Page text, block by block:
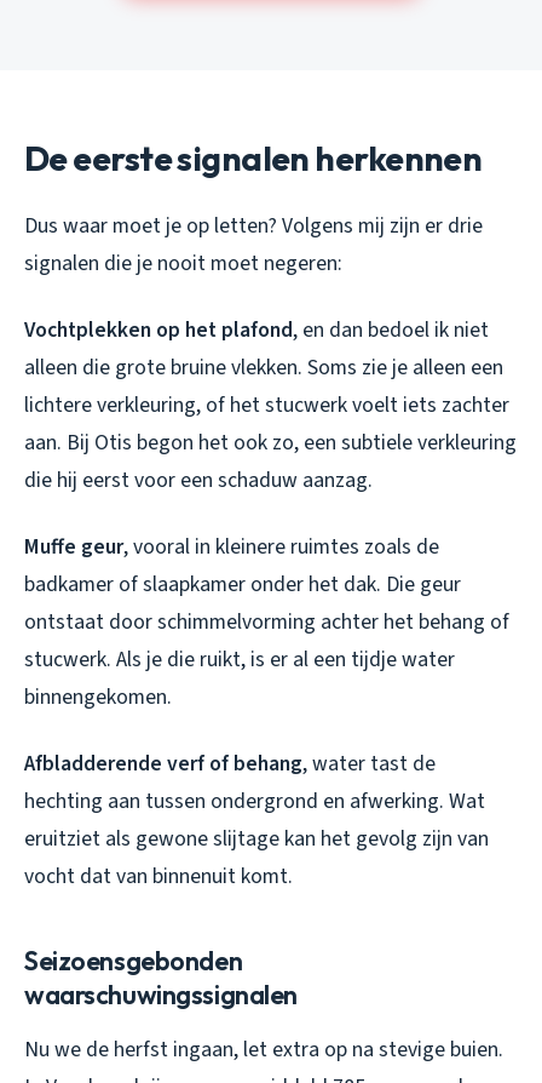
De eerste signalen herkennen
Dus waar moet je op letten? Volgens mij zijn er drie
signalen die je nooit moet negeren:
Vochtplekken op het plafond, en dan bedoel ik niet
alleen die grote bruine vlekken. Soms zie je alleen een
lichtere verkleuring, of het stucwerk voelt iets zachter
aan. Bij Otis begon het ook zo, een subtiele verkleuring
die hij eerst voor een schaduw aanzag.
Muffe geur, vooral in kleinere ruimtes zoals de
badkamer of slaapkamer onder het dak. Die geur
ontstaat door schimmelvorming achter het behang of
stucwerk. Als je die ruikt, is er al een tijdje water
binnengekomen.
Afbladderende verf of behang, water tast de
hechting aan tussen ondergrond en afwerking. Wat
eruitziet als gewone slijtage kan het gevolg zijn van
vocht dat van binnenuit komt.
Seizoensgebonden
waarschuwingssignalen
Nu we de herfst ingaan, let extra op na stevige buien.